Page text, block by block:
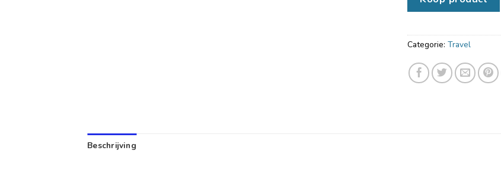
Categorie: Travel
Beschrijving